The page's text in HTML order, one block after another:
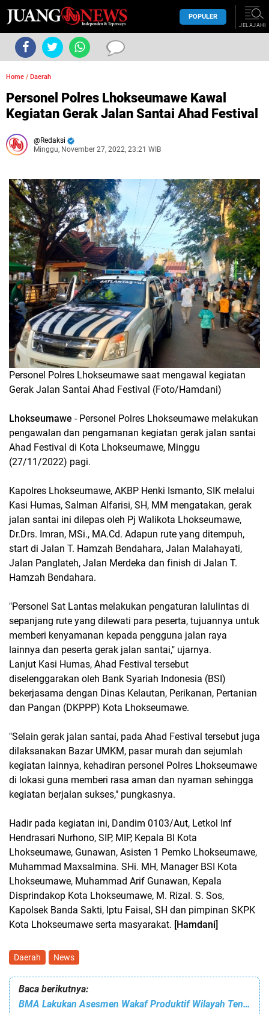
POPULER
JELAJAHI
Home / Daerah
Personel Polres Lhokseumawe Kawal
Kegiatan Gerak Jalan Santai Ahad Festival
Redaksi
Minggu, November 27, 2022, 23:21 WIB
Personel Polres Lhokseumawe saat mengawal kegiatan
Gerak Jalan Santai Ahad Festival (Foto/Hamdani)
Lhokseumawe - Personel Polres Lhokseumawe melakukan
pengawalan dan pengamanan kegiatan gerak jalan santai
Ahad Festival di Kota Lhokseumawe, Minggu
(27/11/2022) pagi.
Kapolres Lhokseumawe, AKBP Henki Ismanto, SIK melalui
Kasi Humas, Salman Alfarisi, SH, MM mengatakan, gerak
jalan santai ini dilepas oleh Pj Walikota Lhokseumawe,
Dr.Drs. Imran, MSi., MA.Cd. Adapun rute yang ditempuh,
start di Jalan T. Hamzah Bendahara, Jalan Malahayati,
Jalan Panglateh, Jalan Merdeka dan finish di Jalan T.
Hamzah Bendahara.
"Personel Sat Lantas melakukan pengaturan lalulintas di
sepanjang rute yang dilewati para peserta, tujuannya untuk
memberi kenyamanan kepada pengguna jalan raya
lainnya dan peserta gerak jalan santai," ujarnya.
Lanjut Kasi Humas, Ahad Festival tersebut
diselenggarakan oleh Bank Syariah Indonesia (BSI)
bekerjasama dengan Dinas Kelautan, Perikanan, Pertanian
dan Pangan (DKPPP) Kota Lhokseumawe.
"Selain gerak jalan santai, pada Ahad Festival tersebut juga
dilaksanakan Bazar UMKM, pasar murah dan sejumlah
kegiatan lainnya, kehadiran personel Polres Lhokseumawe
di lokasi guna memberi rasa aman dan nyaman sehingga
kegiatan berjalan sukses," pungkasnya.
Hadir pada kegiatan ini, Dandim 0103/Aut, Letkol Inf
Hendrasari Nurhono, SIP, MIP, Kepala BI Kota
Lhokseumawe, Gunawan, Asisten 1 Pemko Lhokseumawe,
Muhammad Maxsalmina. SHi. MH, Manager BSI Kota
Lhokseumawe, Muhammad Arif Gunawan, Kepala
Disprindakop Kota Lhokseumawe, M. Rizal. S. Sos,
Kapolsek Banda Sakti, Iptu Faisal, SH dan pimpinan SKPK
Kota Lhokseumawe serta masyarakat. [Hamdani]
Daerah News
Baca berikutnya:
BMA Lakukan Asesmen Wakaf Produktif Wilayah Tengah